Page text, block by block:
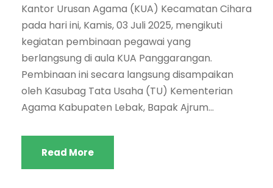
Kantor Urusan Agama (KUA) Kecamatan Cihara
pada hari ini, Kamis, 03 Juli 2025, mengikuti
kegiatan pembinaan pegawai yang
berlangsung di aula KUA Panggarangan.
Pembinaan ini secara langsung disampaikan
oleh Kasubag Tata Usaha (TU) Kementerian
Agama Kabupaten Lebak, Bapak Ajrum...
Read More